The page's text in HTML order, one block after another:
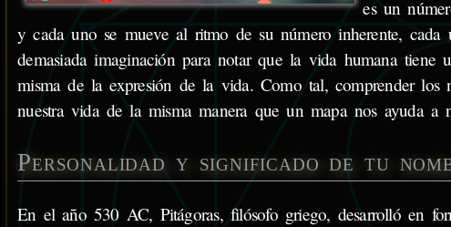
es un
y cada uno se mueve al ritmo de su número inherente,
demasiada imaginación para notar que la vida humana
misma de la expresión de la vida. Como tal, comprender
nuestra vida de la misma manera que un mapa nos ayuda a
Personalidad y significado de tu
En el año 530 AC, Pitágoras, filósofo griego, desarrolló en